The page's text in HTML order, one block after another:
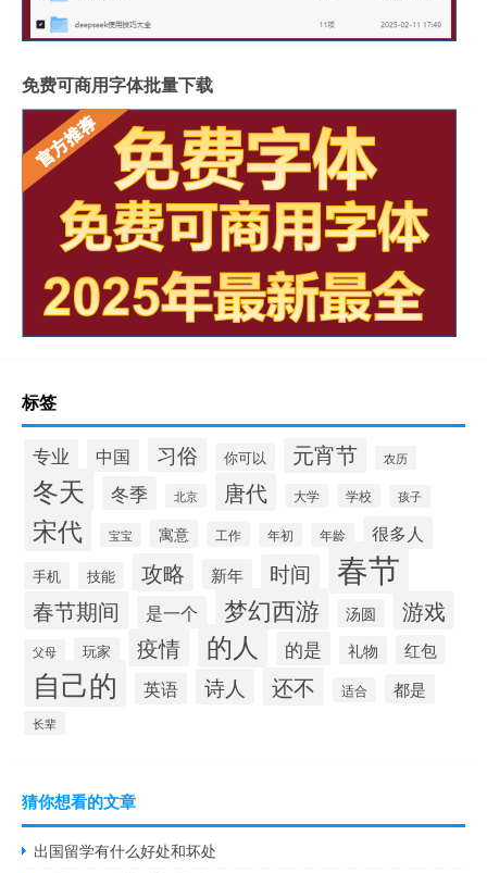
免费可商用字体批量下载
标签
专业 中国 习俗 你可以 元宵节 农历
冬天 冬季 北京 唐代 大学 学校 孩子
宋代 宝宝 寓意 工作 年初 年龄 很多人
手机 技能 攻略 新年 时间 春节
春节期间 是一个 梦幻西游 汤圆 游戏
父母 玩家 疫情 的人 的是 礼物 红包
自己的 英语 诗人 还不 适合 都是
长辈
猜你想看的文章
出国留学有什么好处和坏处